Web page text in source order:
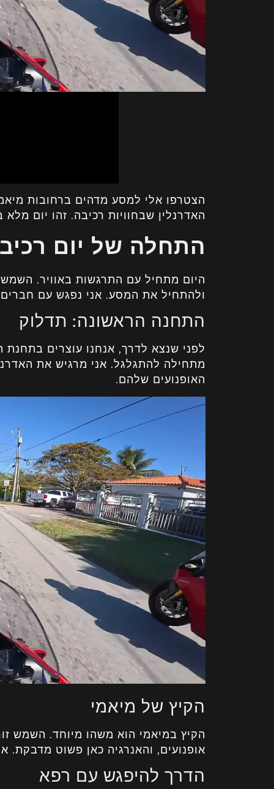
הצטרפו אלי למסע מדהים ברחובות
האדרנלין שבחוויות רכיבה. זהו יום מלא
התחלה של יום
היום מתחיל עם התרגשות באוויר.
ולהתחיל את המסע. אני נפגש עם
התחנה הראשונה: תדלוק
לפני שנצא לדרך, אנחנו עוצרים בתחנת
מתחילה להתגלגל. אני מרגיש את
האופנועים שלהם.
הקיץ של מיאמי
הקיץ במיאמי הוא משהו מיוחד. השמש
אופנועים, והאנרגיה כאן פשוט מדבקת.
הדרך להיפגש עם רפא